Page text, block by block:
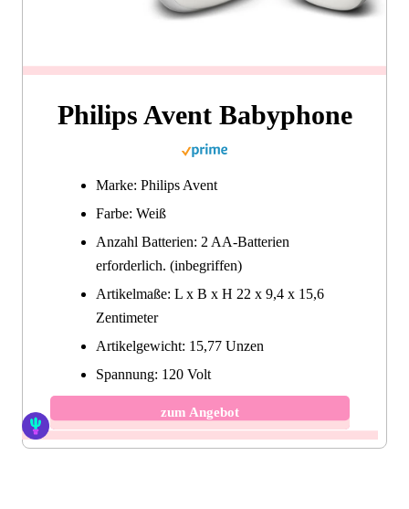
Philips Avent Babyphone
Marke: Philips Avent
Farbe: Weiß
Anzahl Batterien: 2 AA-Batterien
erforderlich. (inbegriffen)
Artikelmaße: L x B x H 22 x 9,4 x 15,6
Zentimeter
Artikelgewicht: 15,77 Unzen
Spannung: 120 Volt
zum Angebot